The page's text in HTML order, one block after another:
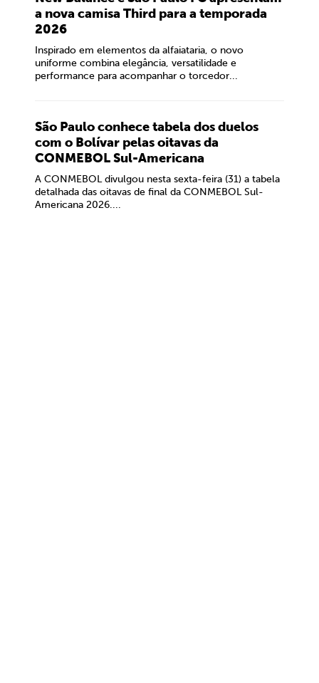
a nova camisa Third para a temporada
2026
Inspirado em elementos da alfaiataria, o novo
uniforme combina elegância, versatilidade e
performance para acompanhar o torcedor...
São Paulo conhece tabela dos duelos
com o Bolívar pelas oitavas da
CONMEBOL Sul-Americana
A CONMEBOL divulgou nesta sexta-feira (31) a tabela
detalhada das oitavas de final da CONMEBOL Sul-
Americana 2026....